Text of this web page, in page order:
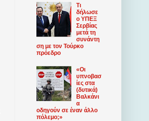
Τι
δήλωσε
ο ΥΠΕΞ
Σερβίας
μετά τη
συνάντη
ση με τον Τούρκο
πρόεδρο
«Οι
υπνοβασ
ίες στα
(δυτικά)
Βαλκάνι
α
οδηγούν σε έναν άλλο
πόλεμο;»